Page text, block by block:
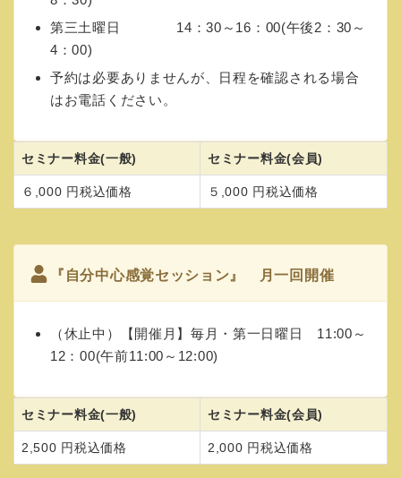
第三土曜日 14：30～16：00(午後2：30～
4：00)
予約は必要ありませんが、日程を確認される場合
はお電話ください。
セミナー料金(一般) セミナー料金(会員)
６,000 円税込価格 ５,000 円税込価格
『自分中心感覚セッション』 月一回開催
（休止中）【開催月】毎月・第一日曜日 11:00～
12：00(午前11:00～12:00)
セミナー料金(一般) セミナー料金(会員)
2,500 円税込価格 2,000 円税込価格